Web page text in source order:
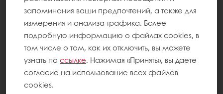
запоминания ваши предпочтений, а также для
измерения и анализа трафика. Более
подробную информацию о файлах cookies, в
том числе о том, как их отключить, вы можете
узнать по ссылке. Нажимая «Принять», вы даете
согласие на использование всех файлов
cookies.